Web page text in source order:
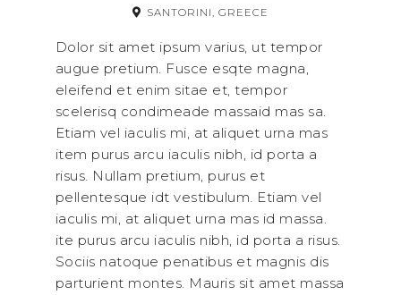
SANTORINI, GREECE
Dolor sit amet ipsum varius, ut tempor
augue pretium. Fusce esqte magna,
eleifend et enim sitae et, tempor
scelerisq condimeade massaid mas sa.
Etiam vel iaculis mi, at aliquet urna mas
item purus arcu iaculis nibh, id porta a
risus. Nullam pretium, purus et
pellentesque idt vestibulum. Etiam vel
iaculis mi, at aliquet urna mas id massa.
ite purus arcu iaculis nibh, id porta a risus.
Sociis natoque penatibus et magnis dis
parturient montes. Mauris sit amet massa